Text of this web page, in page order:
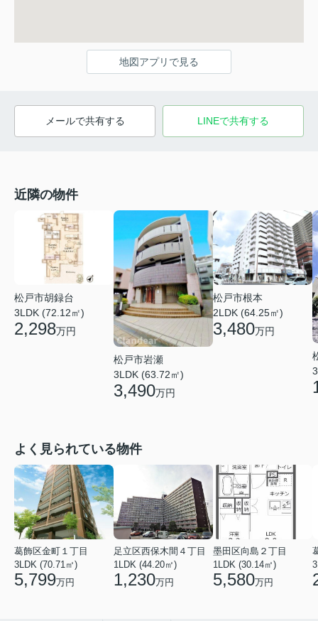
地図アプリで見る
メールで共有する LINEで共有する
近隣の物件
松戸市胡録台
3LDK (72.12㎡)
2,298万円
松戸市岩瀬
3LDK (63.72㎡)
3,490万円
松戸市根本
2LDK (64.25㎡)
3,480万円
よく見られている物件
葛飾区金町１丁目
3LDK (70.71㎡)
5,799万円
足立区西保木間４丁目
1LDK (44.20㎡)
1,230万円
墨田区向島２丁目
1LDK (30.14㎡)
5,580万円